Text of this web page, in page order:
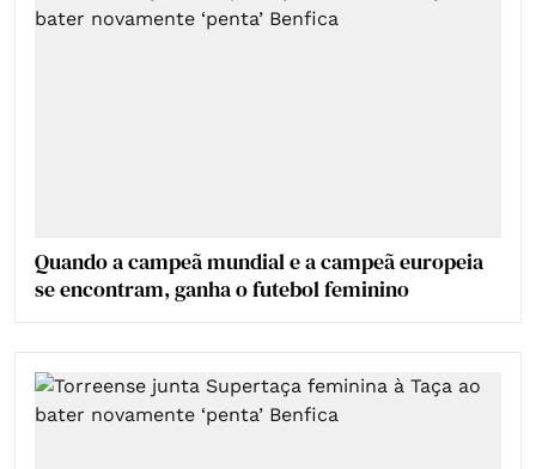
Quando a campeã mundial e a campeã europeia
se encontram, ganha o futebol feminino